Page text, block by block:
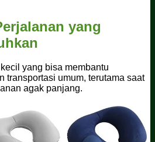
yang
yang bisa membantu
transportasi umum, terutama saat
agak panjang.